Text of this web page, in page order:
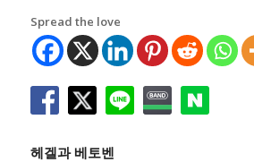
Spread the love
헤겔과 베토벤